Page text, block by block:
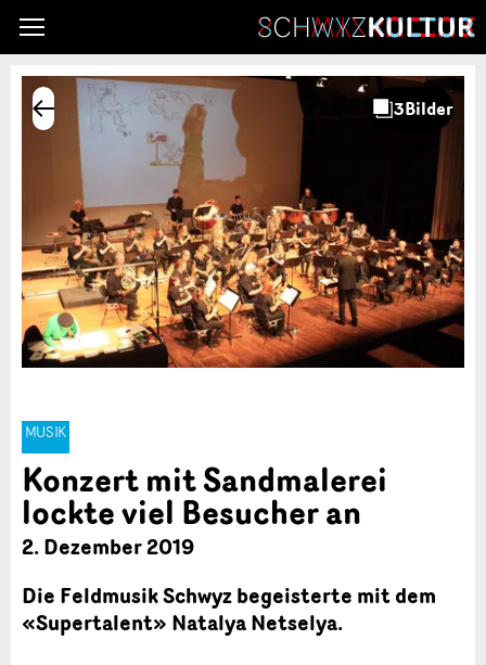
MUSIK
Konzert mit Sandmalerei
lockte viel Besucher an
2. Dezember 2019
Die Feldmusik Schwyz begeisterte mit dem
«Supertalent» Natalya Netselya.